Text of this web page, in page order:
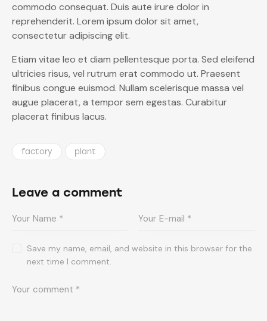
commodo consequat. Duis aute irure dolor in
reprehenderit. Lorem ipsum dolor sit amet,
consectetur adipiscing elit.
Etiam vitae leo et diam pellentesque porta. Sed eleifend
ultricies risus, vel rutrum erat commodo ut. Praesent
finibus congue euismod. Nullam scelerisque massa vel
augue placerat, a tempor sem egestas. Curabitur
placerat finibus lacus.
factory plant
Leave a comment
Save my name, email, and website in this browser for the
next time I comment.